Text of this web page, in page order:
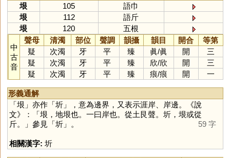
垠
105
語巾
垠
112
語斤
垠
120 五根
中
古
音
聲母 清濁 部位 聲調 韻攝 韻目 開合
等第
疑
次濁 牙 平 臻 眞/眞 開
三
疑
次濁 牙 平 臻 欣/欣 開
三
疑
次濁 牙 平 臻 痕/痕 開 一
形義通解
「垠 」亦作「圻」，意為邊界，又表示涯岸、岸邊。《說
文》：「垠，地垠也。一曰岸也。從土艮聲。圻，垠或從
斤。」參見「圻」。 59 字
相關漢字: 圻